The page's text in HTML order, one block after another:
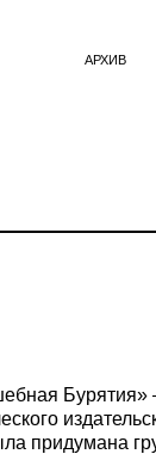
RU
Бурятия»
придумана